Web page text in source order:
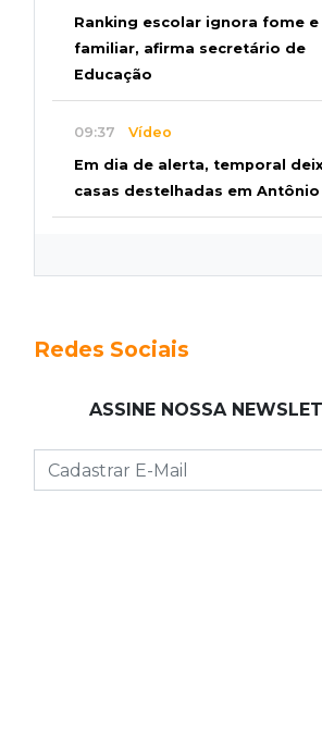
Ranking escolar ignora fome
familiar, afirma secretário de
Educação
09:37 Vídeo
Em dia de alerta, temporal
casas destelhadas em Antônio
Eduardo e Agenor somam 102
sistema do SUS
Redes Sociais
ASSINE NOSSA